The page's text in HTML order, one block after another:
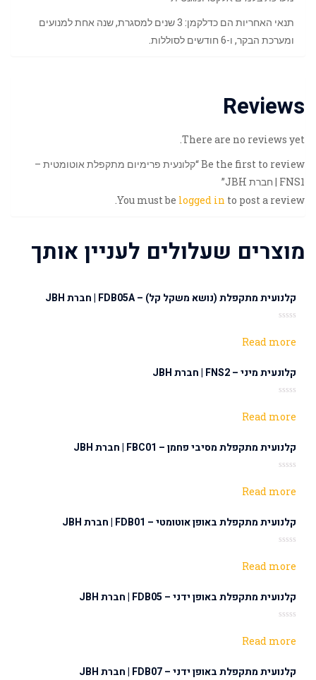
תנאי האחריות הם כדלקמן: 3 שנים למסגרת, שנה אחת למנועים
ומערכת הבקר, ו-6 חודשים לסוללות.
Reviews
There are no reviews yet.
Be the first to review “קלונעית פרימיום מתקפלת אוטומטית –
FNS1 | חברת JBH”
You must be logged in to post a review.
מוצרים שעלולים לעניין אותך
קלנועית מתקפלת (נושא משקל קל) – FDB05A | חברת JBH
out
Read more
קלונעית מיני – FNS2 | חברת JBH
out
Read more
קלנועית מתקפלת מסיבי פחמן – FBC01 | חברת JBH
out
Read more
קלנועית מתקפלת באופן אוטומטי – FDB01 | חברת JBH
out
Read more
קלנועית מתקפלת באופן ידני – FDB05 | חברת JBH
out
Read more
קלנועית מתקפלת באופן ידני – FDB07 | חברת JBH